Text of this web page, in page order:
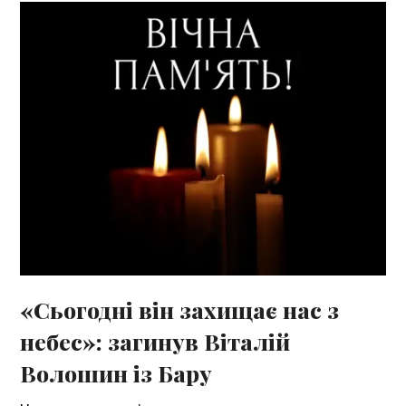
«Сьогодні він захищає нас з
небес»: загинув Віталій
Волошин із Бару